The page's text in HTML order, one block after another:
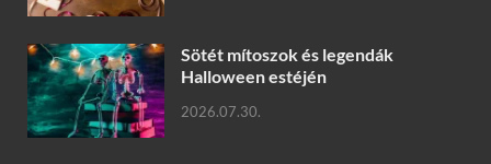
Sötét mítoszok és legendák
Halloween estéjén
2026.07.30.